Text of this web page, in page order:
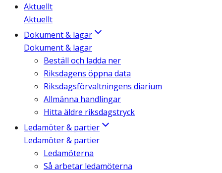
Aktuellt
Aktuellt
Dokument & lagar
Dokument & lagar
Beställ och ladda ner
Riksdagens öppna data
Riksdagsförvaltningens diarium
Allmänna handlingar
Hitta äldre riksdagstryck
Ledamöter & partier
Ledamöter & partier
Ledamöterna
Så arbetar ledamöterna